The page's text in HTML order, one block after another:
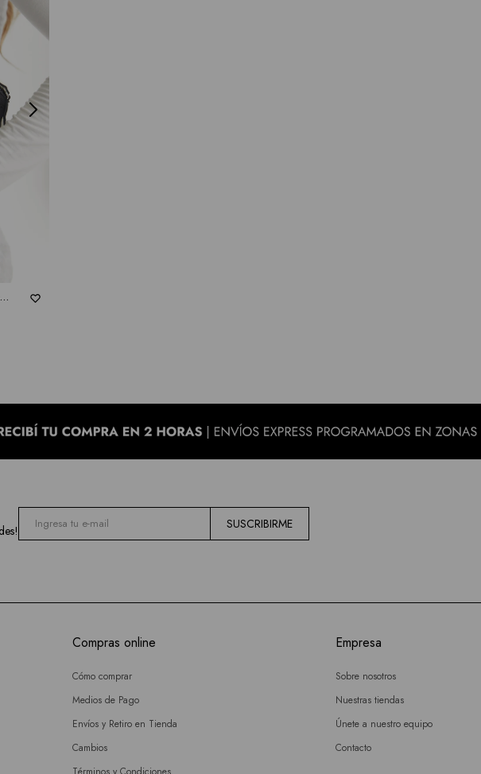
SUSCRIBIRME
Compras online
Cómo comprar
Medios de Pago
Envíos y Retiro en Tienda
Cambios
Empresa
Sobre nosotros
Nuestras tiendas
Únete a nuestro equipo
Contacto